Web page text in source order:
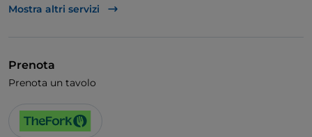
TheFork PAY
Accesso disabili
Si parla inglese
Mostra altri servizi
Prenota
Prenota un tavolo